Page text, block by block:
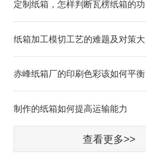
赤峰纸箱厂的印刷色彩该如何平衡
制作的纸箱如何提高运输能力
查看更多>>